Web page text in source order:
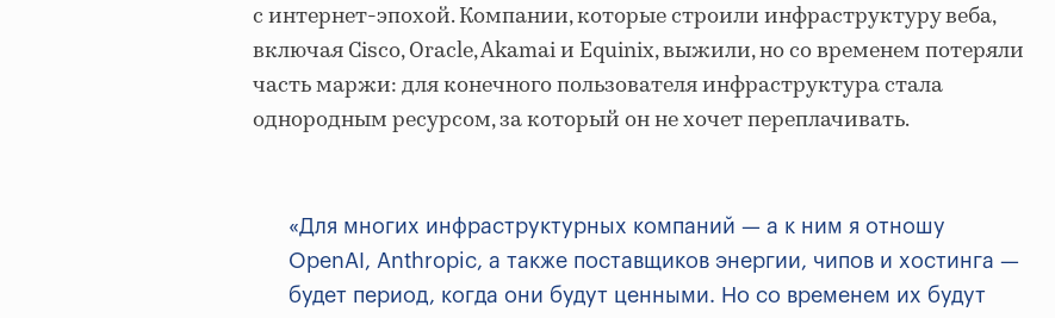
с интернет-эпохой. Компании, которые строили инфраструктуру веба,
включая Cisco, Oracle, Akamai и Equinix, выжили, но со временем потеряли
часть маржи: для конечного пользователя инфраструктура стала
однородным ресурсом, за который он не хочет переплачивать.
«Для многих инфраструктурных компаний — а к ним я отношу
OpenAI, Anthropic, а также поставщиков энергии, чипов и хостинга —
будет период, когда они будут ценными. Но со временем их будут